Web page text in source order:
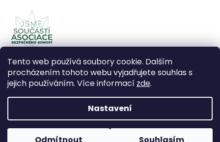
Tento web používá soubory cookie. Dalším
procházením tohoto webu vyjadřujete souhlas s
jejich používáním. Více informací zde.
Nastavení
Vytvořil Shoptet Premium